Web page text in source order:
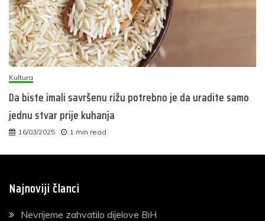
Kultura
Da biste imali savršenu rižu potrebno je da uradite samo
jednu stvar prije kuhanja
16/03/2025 1 min read
Najnoviji članci
Nevrijeme zahvatilo dijelove BiH